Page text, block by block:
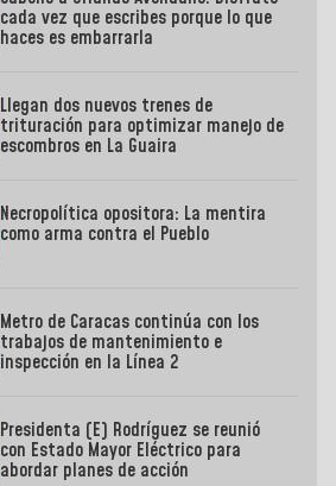
cada vez que escribes porque lo que
haces es embarrarla
Llegan dos nuevos trenes de
trituración para optimizar manejo de
escombros en La Guaira
Necropolítica opositora: La mentira
como arma contra el Pueblo
Metro de Caracas continúa con los
trabajos de mantenimiento e
inspección en la Línea 2
Presidenta (E) Rodríguez se reunió
con Estado Mayor Eléctrico para
abordar planes de acción